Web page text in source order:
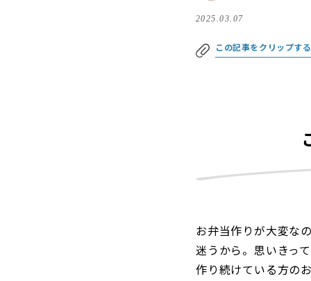
2025.03.07
この記事をクリップする
お弁当作りが大変な
迷うから。思いきっ
作り続けている方の